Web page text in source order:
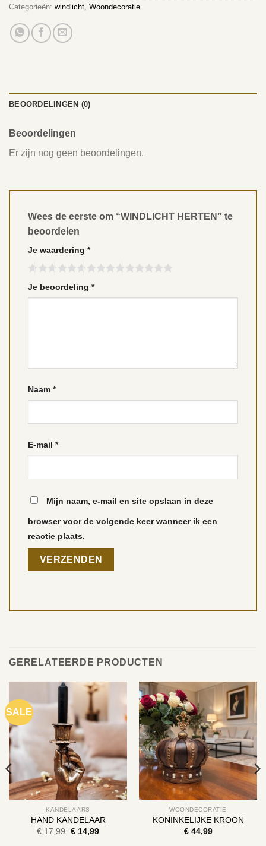
Categorieën: windlicht Woondecoratie
BEOORDELINGEN (0)
Beoordelingen
Er zijn nog geen beoordelingen.
Wees de eerste om “WINDLICHT HERTEN” te
beoordelen
Je waardering *
Je beoordeling *
Naam *
E-mail *
Mijn naam, e-mail en site opslaan in deze
browser voor de volgende keer wanneer ik een
reactie plaats.
GERELATEERDE PRODUCTEN
SALE
KANDELAARS
HAND KANDELAAR
€17,99 Oorspronkelijke
€14,99Huidige
WOONDECORATIE
KONINKELIJKE KROON
€44,99